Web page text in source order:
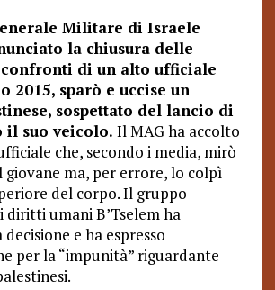
Militare di Israele
la chiusura delle
di un alto ufficiale
2015, sparò e uccise un
sospettato del lancio di
il suo veicolo. Il MAG ha accolto
che, secondo i media, mirò
giovane ma, per errore, lo colpì
del corpo. Il gruppo
diritti umani B’Tselem ha
e ha espresso
per la “impunità” riguardante